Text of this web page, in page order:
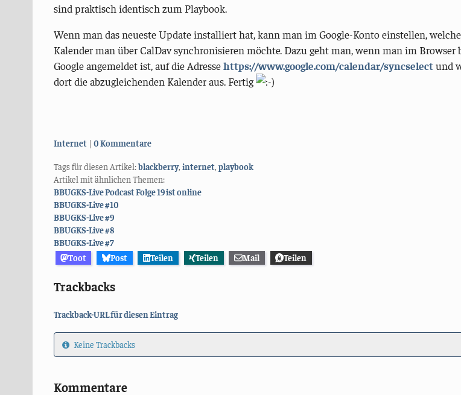
sind praktisch identisch zum Playbook.
Wenn man das neueste Update installiert hat, kann man im Google-Konto einstellen, welche
Kalender man über CalDav synchronisieren möchte. Dazu geht man, wenn man im Browser
Google angemeldet ist, auf die Adressehttps://www.google.com/calendar/syncselectund
dort die abzugleichenden Kalender aus. Fertig
Kategorien:
Internet 0 Kommentare
Tags für diesen Artikel:blackberry, internet, playbook
Artikel mit ähnlichen Themen:
BBUGKS-Live Podcast Folge 19 ist online
BBUGKS-Live #10
BBUGKS-Live #9
BBUGKS-Live #8
BBUGKS-Live #7
Toot
Post Teilen Teilen Mail Teilen
Trackbacks
Trackback-URL für diesen Eintrag
Keine Trackbacks
Kommentare